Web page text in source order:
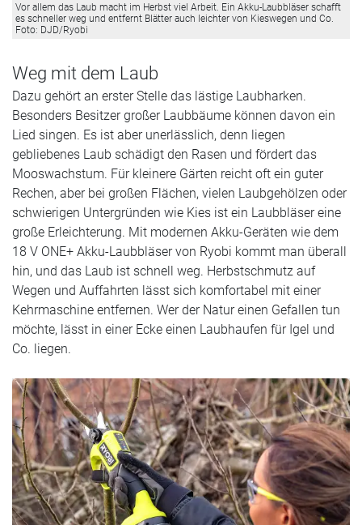
Vor allem das Laub macht im Herbst viel Arbeit. Ein Akku-Laubbläser schafft
es schneller weg und entfernt Blätter auch leichter von Kieswegen und Co.
Foto: DJD/Ryobi
Weg mit dem Laub
Dazu gehört an erster Stelle das lästige Laubharken.
Besonders Besitzer großer Laubbäume können davon ein
Lied singen. Es ist aber unerlässlich, denn liegen
gebliebenes Laub schädigt den Rasen und fördert das
Mooswachstum. Für kleinere Gärten reicht oft ein guter
Rechen, aber bei großen Flächen, vielen Laubgehölzen oder
schwierigen Untergründen wie Kies ist ein Laubbläser eine
große Erleichterung. Mit modernen Akku-Geräten wie dem
18 V ONE+ Akku-Laubbläser von Ryobi kommt man überall
hin, und das Laub ist schnell weg. Herbstschmutz auf
Wegen und Auffahrten lässt sich komfortabel mit einer
Kehrmaschine entfernen. Wer der Natur einen Gefallen tun
möchte, lässt in einer Ecke einen Laubhaufen für Igel und
Co. liegen.